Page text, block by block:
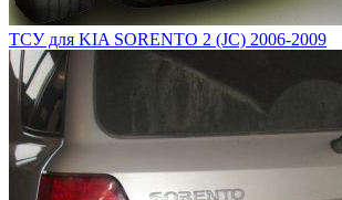
ТСУ для KIA SORENTO 2 (JC) 2006-2009